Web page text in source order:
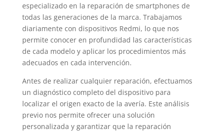
especializado en la reparación de smartphones de
todas las generaciones de la marca. Trabajamos
diariamente con dispositivos Redmi, lo que nos
permite conocer en profundidad las características
de cada modelo y aplicar los procedimientos más
adecuados en cada intervención.
Antes de realizar cualquier reparación, efectuamos
un diagnóstico completo del dispositivo para
localizar el origen exacto de la avería. Este análisis
previo nos permite ofrecer una solución
personalizada y garantizar que la reparación